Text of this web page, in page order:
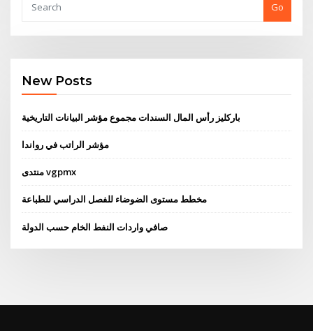
Go
New Posts
باركليز رأس المال السندات مجموع مؤشر البيانات التاريخية
مؤشر الراتب في رواندا
منتدى vgpmx
مخطط مستوى الضوضاء للفصل الدراسي للطباعة
صافي واردات النفط الخام حسب الدولة